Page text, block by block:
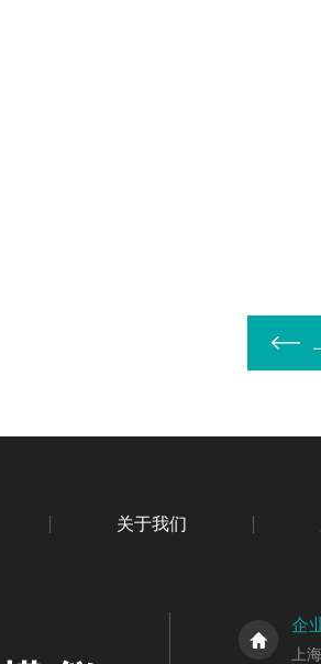
关于我们
企
上